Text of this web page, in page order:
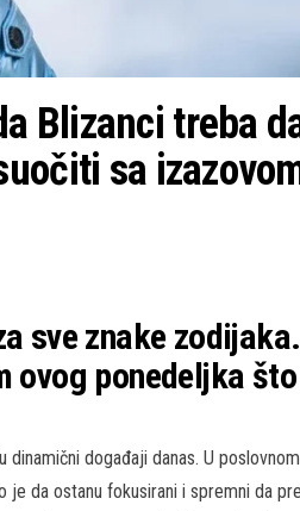
Blizanci treba
sa
sve znake
ovog ponedeljka
događaji danas. U
je da ostanu fokusirani i spremni da